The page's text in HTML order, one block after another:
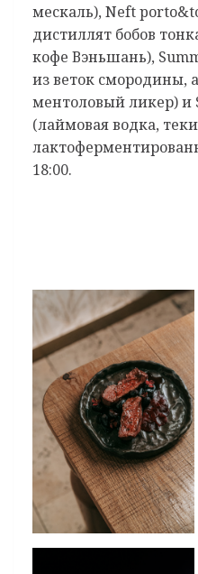
мескаль), Neft
дистиллят бобов
кофе Вэньшань),
из веток смородины,
ментоловый ликер) и
(лаймовая водка,
18:00.